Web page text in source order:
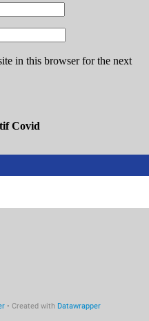
in this browser for the next
Covid